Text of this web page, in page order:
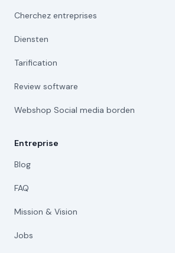
Cherchez entreprises
Diensten
Tarification
Review software
Webshop Social media borden
Entreprise
Blog
FAQ
Mission & Vision
Jobs